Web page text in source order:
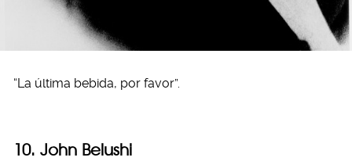
“La última bebida, por favor”.
10. John Belushi